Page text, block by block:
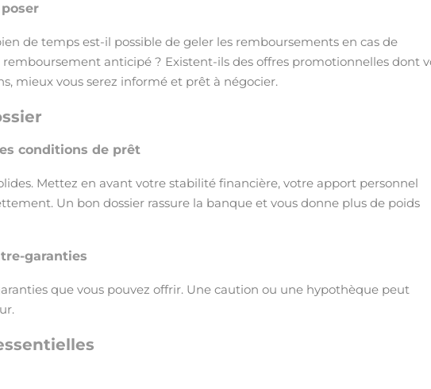
de temps est-il possible de geler les remboursements en cas de
anticipé ? Existent-ils des offres promotionnelles dont
mieux vous serez informé et prêt à négocier.
conditions de prêt
Mettez en avant votre stabilité financière, votre apport personnel
Un bon dossier rassure la banque et vous donne plus de poids
garanties
que vous pouvez offrir. Une caution ou une hypothèque peut